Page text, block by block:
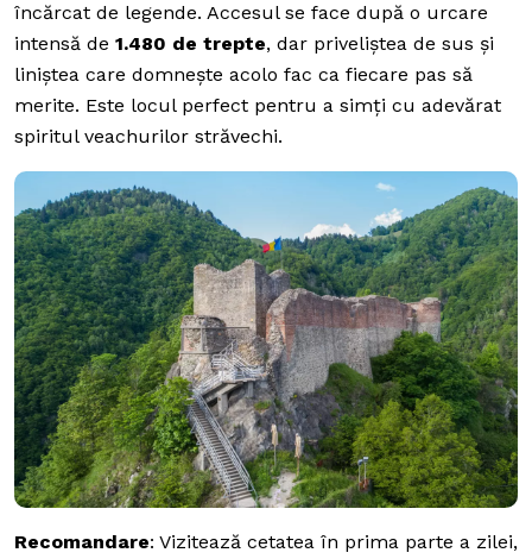
încărcat de legende. Accesul se face după o urcare
intensă de 1.480 de trepte, dar priveliștea de sus și
liniștea care domnește acolo fac ca fiecare pas să
merite. Este locul perfect pentru a simți cu adevărat
spiritul veachurilor străvechi.
Recomandare: Vizitează cetatea în prima parte a zilei,